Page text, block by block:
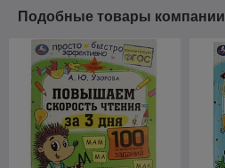
Подобные товары компании